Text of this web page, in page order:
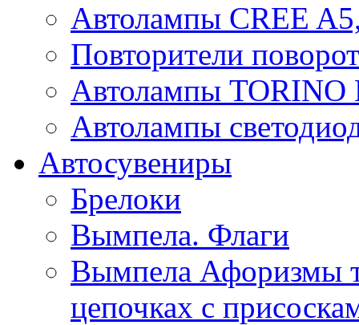
Автолампы CREE
Повторители
Автолампы
Автолампы
Автосувениры
Брелоки
Вымпела. Флаги
Вымпела Афоризмы
цепочках с